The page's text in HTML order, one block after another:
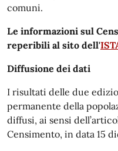
comuni.
Le informazioni sul
reperibili al sito dell'
Diffusione dei dati
I risultati delle due
permanente della
diffusi, ai sensi
Censimento, in data 15